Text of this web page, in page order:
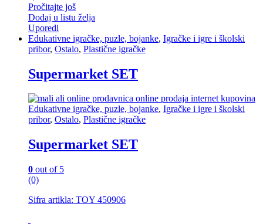
Pročitajte još
Dodaj u listu želja
Uporedi
Edukativne igračke, puzle, bojanke, Igračke i igre i školski
pribor, Ostalo, Plastične igračke
Supermarket SET
Edukativne igračke, puzle, bojanke, Igračke i igre i školski
pribor, Ostalo, Plastične igračke
Supermarket SET
0 out of 5
(0)
Sifra artikla: TOY 450906